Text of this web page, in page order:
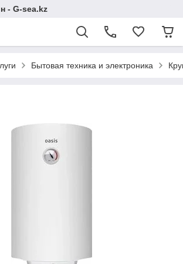
- G-sea.kz
Бытовая техника и электроника